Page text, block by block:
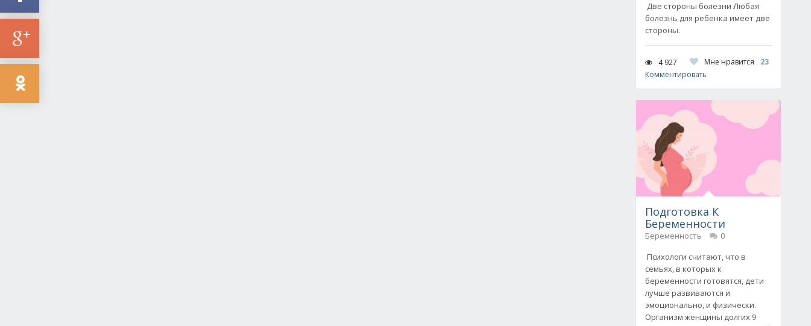
Две стороны болезни Любая
болезнь для ребенка имеет две
стороны.
4 927 Мне нравится
23
Комментировать
Подготовка К
Беременности
Беременность
0
Психологи считают, что в
семьях, в которых к
беременности готовятся, дети
лучше развиваются и
эмоционально, и физически.
Организм женщины долгих 9